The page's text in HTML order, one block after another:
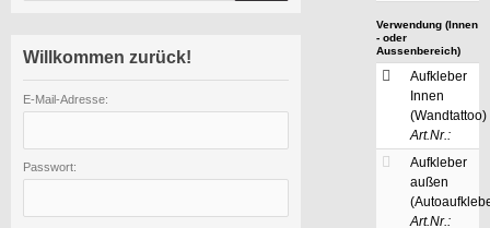
Verwendung (Innen
- oder
Aussenbereich)
Aufkleber
Innen
(Wandtattoo)
Art.Nr.:
Aufkleber
außen
Art.Nr.:
Willkommen zurück!
E-Mail-Adresse:
Passwort: